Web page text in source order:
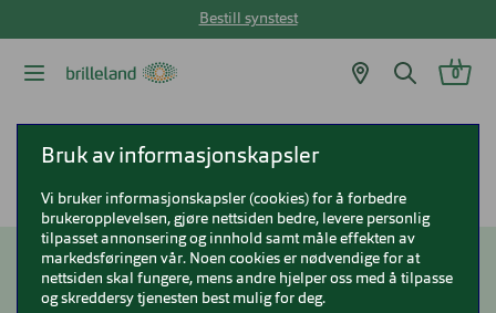
Bestill synstest
0
Ofte stilte spørsmål og svar om Brilleland som arbeidsplass
Ofte stilte spørsmål og
Bruk av informasjonskapsler
Vi bruker informasjonskapsler (cookies) for å forbedre
brukeropplevelsen, gjøre nettsiden bedre, levere personlig
tilpasset annonsering og innhold samt måle effekten av
markedsføringen vår. Noen cookies er nødvendige for at
nettsiden skal fungere, mens andre hjelper oss med å tilpasse
og skreddersy tjenesten best mulig for deg.